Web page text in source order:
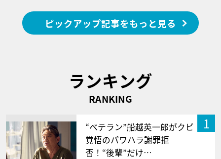
ピックアップ記事をもっと見る
ランキング
RANKING
1
“ベテラン”船越英一郎がクビ
覚悟のパワハラ謝罪拒
否！“後輩”だけ…